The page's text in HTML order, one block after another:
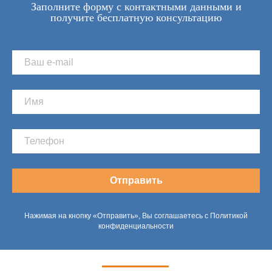
Заполните форму с контактными данными и
получите бесплатную консультацию
Отправить
Нажимая на кнопку «Отправить», Вы соглашаетесь с Политикой
конфиденциальности